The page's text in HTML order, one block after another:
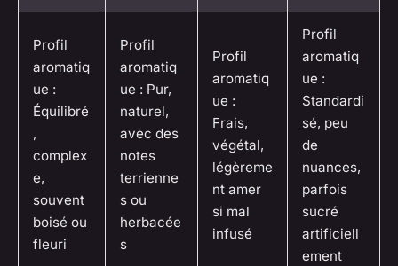
Profil
aromatiq
ue :
Équilibré
,
complex
e,
souvent
boisé ou
fleuri
Profil
aromatiq
ue : Pur,
naturel,
avec des
notes
terrienne
s ou
herbacée
s
Profil
aromatiq
ue :
Frais,
végétal,
légèreme
nt amer
si mal
infusé
Profil
aromatiq
ue :
Standardi
sé, peu
de
nuances,
parfois
sucré
artificiell
ement